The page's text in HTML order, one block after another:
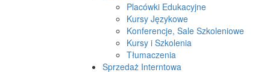
Placówki Edukacyjne
Kursy Językowe
Konferencje, Sale Szkoleniowe
Kursy i Szkolenia
Tłumaczenia
Sprzedaż Interntowa